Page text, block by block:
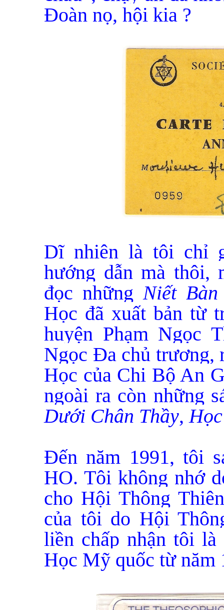
Đoàn nọ, hội kia ?
Dĩ nhiên là tôi chỉ
hướng dẫn mà thôi,
đọc những Niết
Học đã xuất bản từ
huyện Phạm Ngọc
Ngọc Đa chủ trương,
Học của Chi Bộ An
ngoài ra còn những
Dưới Chân Thầy,
Đến năm 1991, tôi
HO. Tôi không nhớ
cho Hội Thông
của tôi do Hội
liền chấp nhận tôi
Học Mỹ quốc từ năm